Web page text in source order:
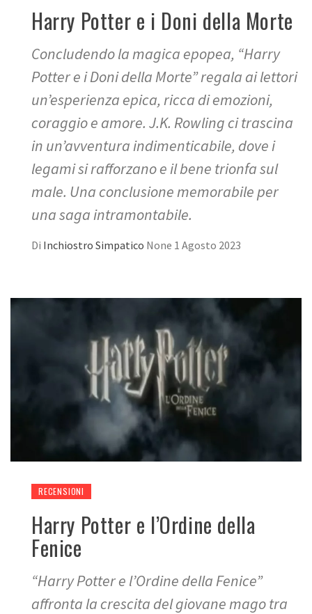
Harry Potter e i Doni della Morte
Concludendo la magica epopea, “Harry
Potter e i Doni della Morte” regala ai lettori
un’esperienza epica, ricca di emozioni,
coraggio e amore. J.K. Rowling ci trascina
in un’avventura indimenticabile, dove i
legami si rafforzano e il bene trionfa sul
male. Una conclusione memorabile per
una saga intramontabile.
Di Inchiostro Simpatico None 1 Agosto 2023
RECENSIONI
Harry Potter e l’Ordine della
Fenice
“Harry Potter e l’Ordine della Fenice”
affronta la crescita del giovane mago tra